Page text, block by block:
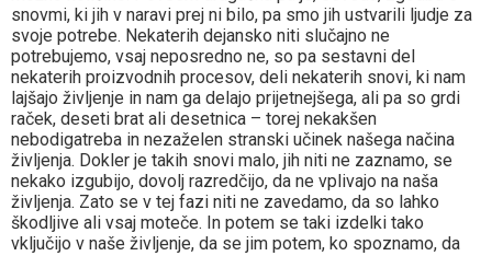
snovmi, ki jih v naravi prej ni bilo, pa smo jih ustvarili ljudje za
svoje potrebe. Nekaterih dejansko niti slučajno ne
potrebujemo, vsaj neposredno ne, so pa sestavni del
nekaterih proizvodnih procesov, deli nekaterih snovi, ki nam
lajšajo življenje in nam ga delajo prijetnejšega, ali pa so grdi
raček, deseti brat ali desetnica – torej nekakšen
nebodigatreba in nezaželen stranski učinek našega načina
življenja. Dokler je takih snovi malo, jih niti ne zaznamo, se
nekako izgubijo, dovolj razredčijo, da ne vplivajo na naša
življenja. Zato se v tej fazi niti ne zavedamo, da so lahko
škodljive ali vsaj moteče. In potem se taki izdelki tako
vključijo v naše življenje, da se jim potem, ko spoznamo, da